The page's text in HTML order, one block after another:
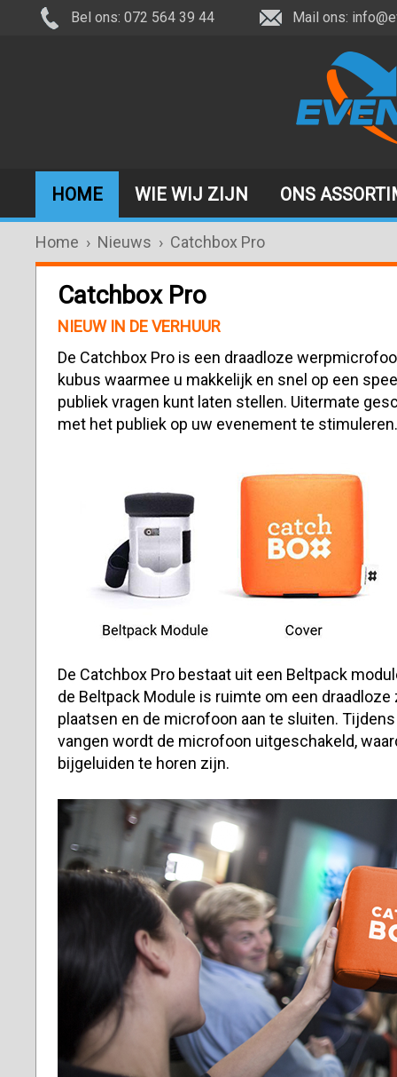
Bel ons: 072 564 39 44 Mail ons:
HOME WIE WIJ ZIJN ONS
Home › Nieuws › Catchbox Pro
Catchbox Pro
NIEUW IN DE VERHUUR
De Catchbox Pro is een draadloze
kubus waarmee u makkelijk en snel op een
publiek vragen kunt laten stellen. Uitermate
met het publiek op uw evenement te stimuleren.
De Catchbox Pro bestaat uit een Beltpack
de Beltpack Module is ruimte om een
plaatsen en de microfoon aan te sluiten.
vangen wordt de microfoon uitgeschakeld,
bijgeluiden te horen zijn.